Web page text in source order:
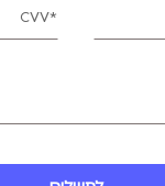
*CVV